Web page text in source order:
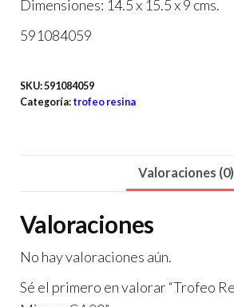
Dimensiones: 14.5 x 15.5 x 9 cms.
591084059
SKU:591084059
Categoría: trofeo resina
Valoraciones (0)
Valoraciones
No hay valoraciones aún.
Sé el primero en valorar “Trofeo